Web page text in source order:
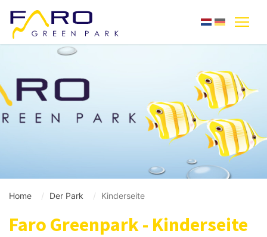
Home Der Park Kinderseite
Faro Greenpark - Kinderseite